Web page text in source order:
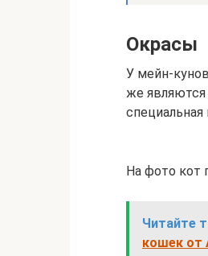
Окрасы
У мейн-
же являются
специальная
На фото кот
Читайте
кошек от